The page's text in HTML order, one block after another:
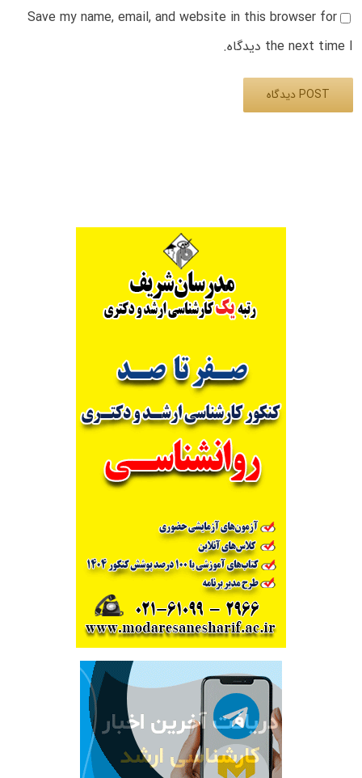
Save my name, email, and website in this browser for
the next time I دیدگاه.